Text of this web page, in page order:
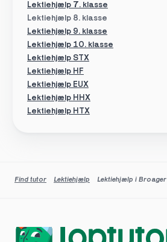
Lektiehjælp 8. klasse
Lektiehjælp 7. klasse
Lektiehjælp 9. klasse
Lektiehjælp 10. klasse
Lektiehjælp HF
Lektiehjælp EUX
Lektiehjælp STX
Lektiehjælp HHX
Lektiehjælp HTX
Find tutor Lektiehjælp Lektiehjælp i Broager